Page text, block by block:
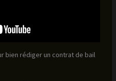
bien rédiger un contrat de bail